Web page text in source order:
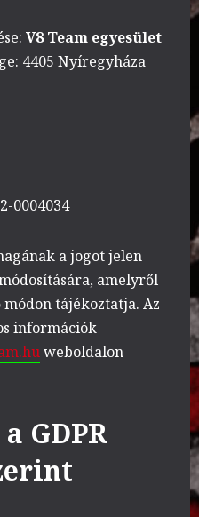
V8 Team egyesület
4405 Nyíregyháza
0004034
a jogot jelen
amelyről
tájékoztatja. Az
információk
weboldalon
GDPR